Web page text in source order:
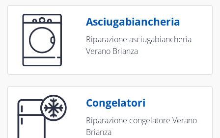
Asciugabiancheria
Riparazione asciugabiancheria
Verano Brianza
Congelatori
Riparazione congelatore Verano
Brianza